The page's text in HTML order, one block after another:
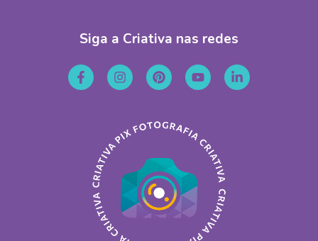
Siga a Criativa nas redes